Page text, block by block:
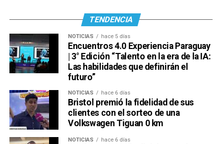
TENDENCIA
NOTICIAS hace 5 días
Encuentros 4.0 Experiencia Paraguay
| 3° Edición “Talento en la era de la IA:
Las habilidades que definirán el
futuro”
NOTICIAS hace 6 días
Bristol premió la fidelidad de sus
clientes con el sorteo de una
Volkswagen Tiguan 0 km
NOTICIAS hace 6 días